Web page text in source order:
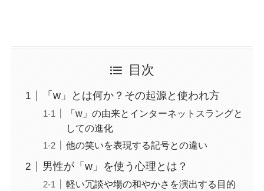
目次
「w」とは何か？その起源と使われ方
「w」の由来とインターネットスラングと
しての進化
他の笑いを表現する記号との違い
男性が「w」を使う心理とは？
軽い冗談や場の和やかさを演出する目的